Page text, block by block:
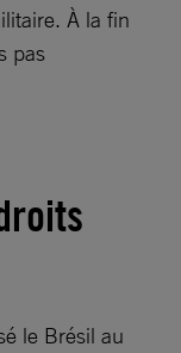
À la fin
pas
le Brésil au